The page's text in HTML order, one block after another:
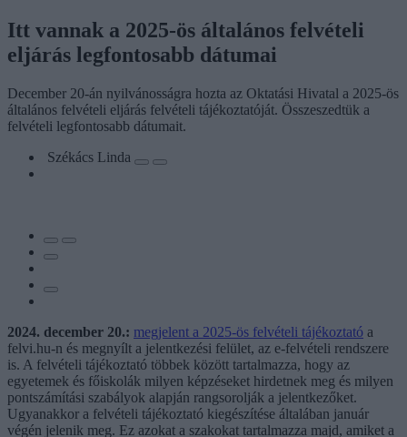
Itt vannak a 2025-ös általános felvételi
eljárás legfontosabb dátumai
December 20-án nyilvánosságra hozta az Oktatási Hivatal a 2025-ös
általános felvételi eljárás felvételi tájékoztatóját. Összeszedtük a
felvételi legfontosabb dátumait.
Székács Linda
2024. december 20.: megjelent a 2025-ös felvételi tájékoztató a
felvi.hu-n és megnyílt a jelentkezési felület, az e-felvételi rendszere
is. A felvételi tájékoztató többek között tartalmazza, hogy az
egyetemek és főiskolák milyen képzéseket hirdetnek meg és milyen
pontszámítási szabályok alapján rangsorolják a jelentkezőket.
Ugyanakkor a felvételi tájékoztató kiegészítése általában január
végén jelenik meg. Ez azokat a szakokat tartalmazza majd, amiket a